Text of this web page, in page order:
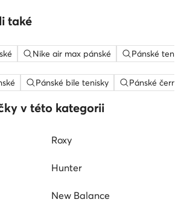
také
Nike air max pánské Pánské
Pánské bile tenisky Pánské černé
v této kategorii
Roxy
Hunter
New Balance